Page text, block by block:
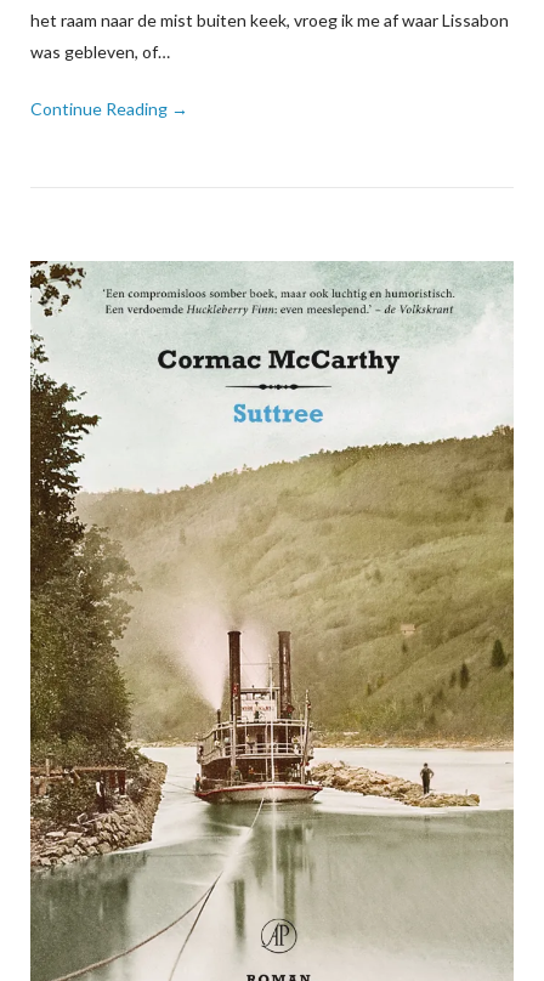
het raam naar de mist buiten keek, vroeg ik me af waar Lissabon
was gebleven, of…
Continue Reading →